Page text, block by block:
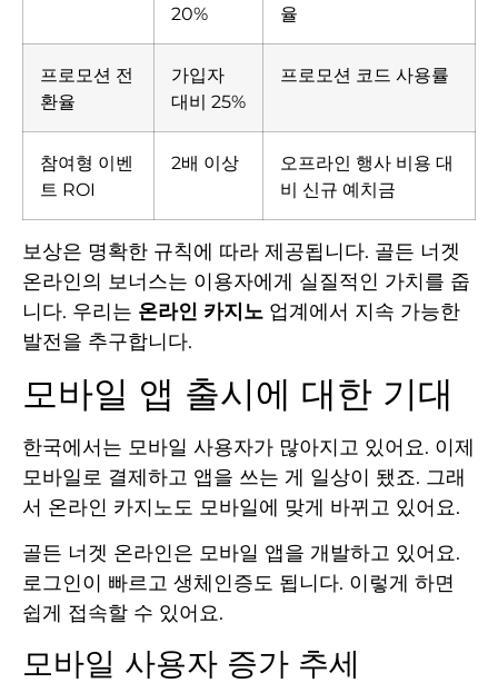
20%
율
프로모션 전
환율
가입자
대비 25%
프로모션 코드 사용률
참여형 이벤
트 ROI
2배 이상
오프라인 행사 비용 대
비 신규 예치금
보상은 명확한 규칙에 따라 제공됩니다. 골든 너겟
온라인의 보너스는 이용자에게 실질적인 가치를 줍
니다. 우리는 온라인 카지노 업계에서 지속 가능한
발전을 추구합니다.
모바일 앱 출시에 대한 기대
한국에서는 모바일 사용자가 많아지고 있어요. 이제
모바일로 결제하고 앱을 쓰는 게 일상이 됐죠. 그래
서 온라인 카지노도 모바일에 맞게 바뀌고 있어요.
골든 너겟 온라인은 모바일 앱을 개발하고 있어요.
로그인이 빠르고 생체인증도 됩니다. 이렇게 하면
쉽게 접속할 수 있어요.
모바일 사용자 증가 추세